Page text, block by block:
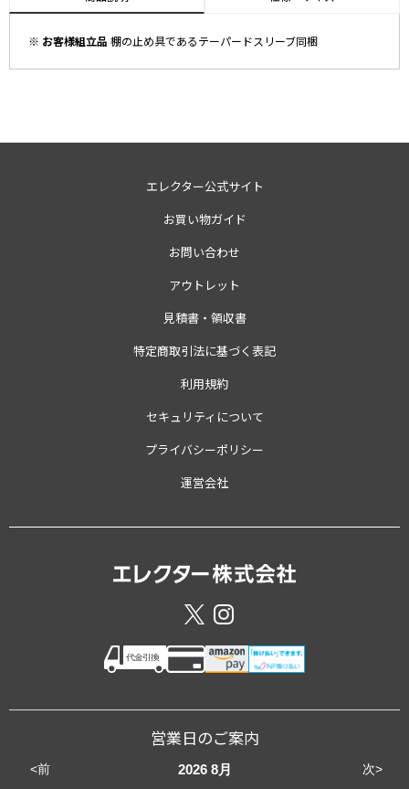
※ お客様組立品 棚の止め具であるテーパードスリーブ同梱
エレクター公式サイト
お買い物ガイド
お問い合わせ
アウトレット
見積書・領収書
特定商取引法に基づく表記
利用規約
セキュリティについて
プライバシーポリシー
運営会社
営業日のご案内
<前 次>
2026 8月